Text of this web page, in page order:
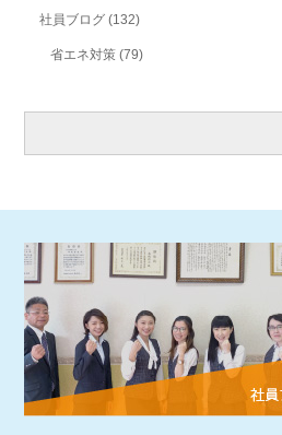
社員ブログ (132)
省エネ対策 (79)